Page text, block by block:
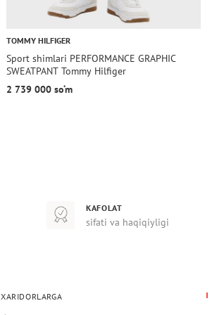
TOMMY HILFIGER
Sport shimlari PERFORMANCE GRAPHIC
SWEATPANT Tommy Hilfiger
2 739 000 so‘m
KAFOLAT
sifati va haqiqiyligi
XARIDORLARGA